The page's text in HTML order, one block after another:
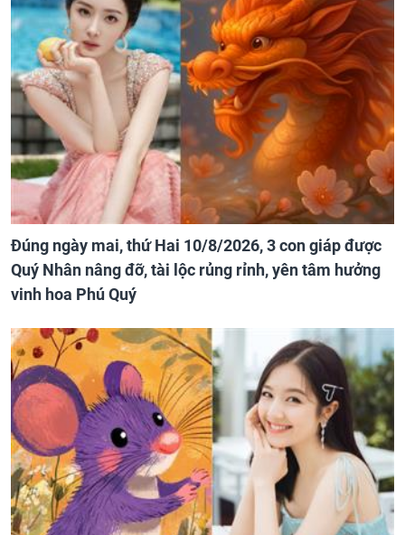
Đúng ngày mai, thứ Hai 10/8/2026, 3 con giáp được
Quý Nhân nâng đỡ, tài lộc rủng rỉnh, yên tâm hưởng
vinh hoa Phú Quý